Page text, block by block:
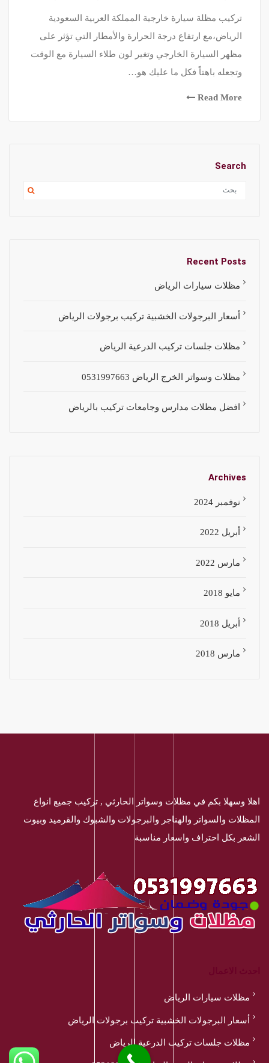
تركيب مظلة سيارة خارجية المملكة العربية السعودية
الرياض،مع ارتفاع درجة الحرارة والأمطار التي تؤثر على
مظهر السيارة الخارجي وتغير لون طلاء السيارة مع الوقت
وتجعله باهتاً فكل ما عليك هو…
Read More
Search
Recent Posts
مظلات سيارات الرياض
أسعار البرجولات الخشبية تركيب برجولات الرياض
مظلات جلسات تركيب الدرعية الرياض
مظلات وسواتر الخرج الرياض 0531997663
افضل مظلات مدارس وجامعات تركيب بالرياض
Archives
نوفمبر 2024
أبريل 2022
مارس 2022
مايو 2018
أبريل 2018
مارس 2018
اهلا وسهلا بكم في مظلات وسواتر الحارثي , تركيب جميع انواع
المظلات والسواتر والهناجر والبرجولات والشبوك والقرميد وبيوت
الشعر بكل احتراف واسعار مناسبة
مظلات سيارات الرياض
أسعار البرجولات الخشبية تركيب برجولات الرياض
مظلات جلسات تركيب الدرعية الرياض